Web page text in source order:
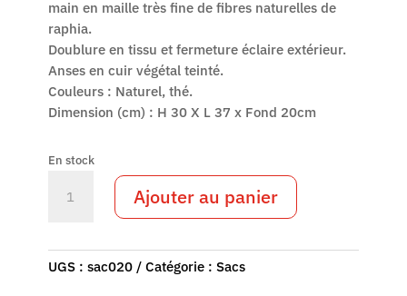
main en maille très fine de fibres naturelles de
raphia.
Doublure en tissu et fermeture éclaire extérieur.
Anses en cuir végétal teinté.
Couleurs : Naturel, thé.
Dimension (cm) : H 30 X L 37 x Fond 20cm
En stock
sac
Ajouter au panier
UGS : sac020 Catégorie : Sacs